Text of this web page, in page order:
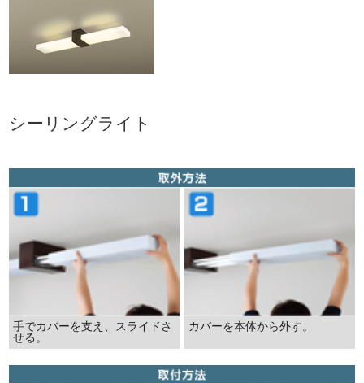
シーリングライト
手でカバーを支え、スライドさ
せる。
カバーを本体から外す。